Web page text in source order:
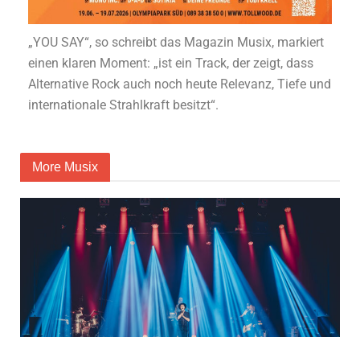
„YOU SAY“, so schreibt das Magazin Musix, markiert
einen klaren Moment: „ist ein Track, der zeigt, dass
Alternative Rock auch noch heute Relevanz, Tiefe und
internationale Strahlkraft besitzt“.
More Musix